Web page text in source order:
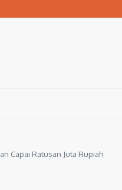
Parenting
Capai Ratusan Juta Rupiah